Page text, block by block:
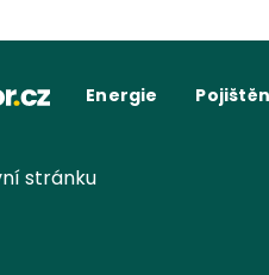
Energie
Kalkulačka elektřiny
Kde najít fakturu
Povinné
stránku